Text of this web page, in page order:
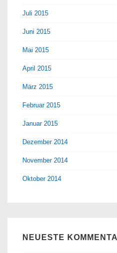
Juli 2015
Juni 2015
Mai 2015
April 2015
März 2015
Februar 2015
Januar 2015
Dezember 2014
November 2014
Oktober 2014
NEUESTE